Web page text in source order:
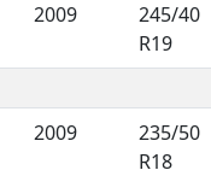
2009
245/40
R19
2009
235/50
R18